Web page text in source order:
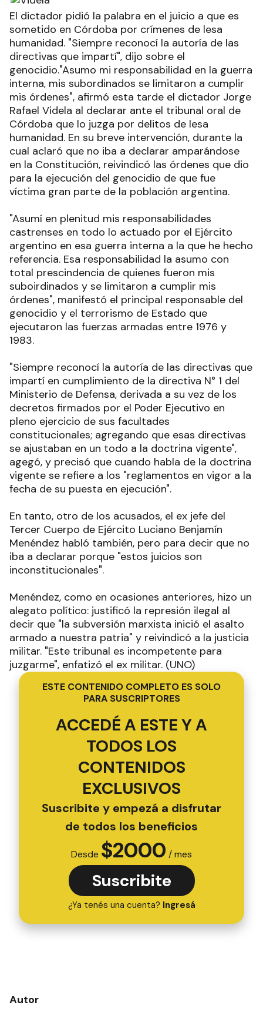
El dictador pidió la palabra en el juicio a que es
sometido en Córdoba por crímenes de lesa
humanidad. "Siempre reconocí la autoría de las
directivas que impartí", dijo sobre el
genocidio."Asumo mi responsabilidad en la guerra
interna, mis subordinados se limitaron a cumplir
mis órdenes", afirmó esta tarde el dictador Jorge
Rafael Videla al declarar ante el tribunal oral de
Córdoba que lo juzga por delitos de lesa
humanidad. En su breve intervención, durante la
cual aclaró que no iba a declarar amparándose
en la Constitución, reivindicó las órdenes que dio
para la ejecución del genocidio de que fue
víctima gran parte de la población argentina.
"Asumí en plenitud mis responsabilidades
castrenses en todo lo actuado por el Ejército
argentino en esa guerra interna a la que he hecho
referencia. Esa responsabilidad la asumo con
total prescindencia de quienes fueron mis
suboirdinados y se limitaron a cumplir mis
órdenes", manifestó el principal responsable del
genocidio y el terrorismo de Estado que
ejecutaron las fuerzas armadas entre 1976 y
1983.
"Siempre reconocí la autoría de las directivas que
impartí en cumplimiento de la directiva N° 1 del
Ministerio de Defensa, derivada a su vez de los
decretos firmados por el Poder Ejecutivo en
pleno ejercicio de sus facultades
constitucionales; agregando que esas directivas
se ajustaban en un todo a la doctrina vigente",
agegó, y precisó que cuando habla de la doctrina
vigente se refiere a los "reglamentos en vigor a la
fecha de su puesta en ejecución".
En tanto, otro de los acusados, el ex jefe del
Tercer Cuerpo de Ejército Luciano Benjamín
Menéndez habló también, pero para decir que no
iba a declarar porque "estos juicios son
inconstitucionales".
Menéndez, como en ocasiones anteriores, hizo un
alegato político: justificó la represión ilegal al
decir que "la subversión marxista inició el asalto
armado a nuestra patria" y reivindicó a la justicia
militar. "Este tribunal es incompetente para
juzgarme", enfatizó el ex militar. (UNO)
ESTE CONTENIDO COMPLETO ES SOLO
PARA SUSCRIPTORES
ACCEDÉ A ESTE Y A
TODOS LOS
CONTENIDOS
EXCLUSIVOS
Suscribite y empezá a disfrutar
de todos los beneficios
Desde $2000 / mes
Suscribite
¿Ya tenés una cuenta? Ingresá
Autor